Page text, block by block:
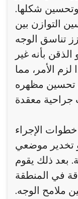
شكلها.
التوازن بين
تناسق الوجه
بأنه غير
الأمر، مما
تحسين مظهره
خطوات الإجراء
تخدير موضعي
بعد ذلك يقوم
في المنطقة
ملامح الوجه.